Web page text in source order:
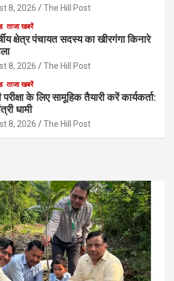
8, 2026 The Hill Post
ताजा खबरें
क्षेत्र पंचायत सदस्य का खीरगंगा किनारे
8, 2026 The Hill Post
ताजा खबरें
परीक्षा के लिए सामूहिक तैयारी करें कार्यकर्ता:
धामी
8, 2026 The Hill Post